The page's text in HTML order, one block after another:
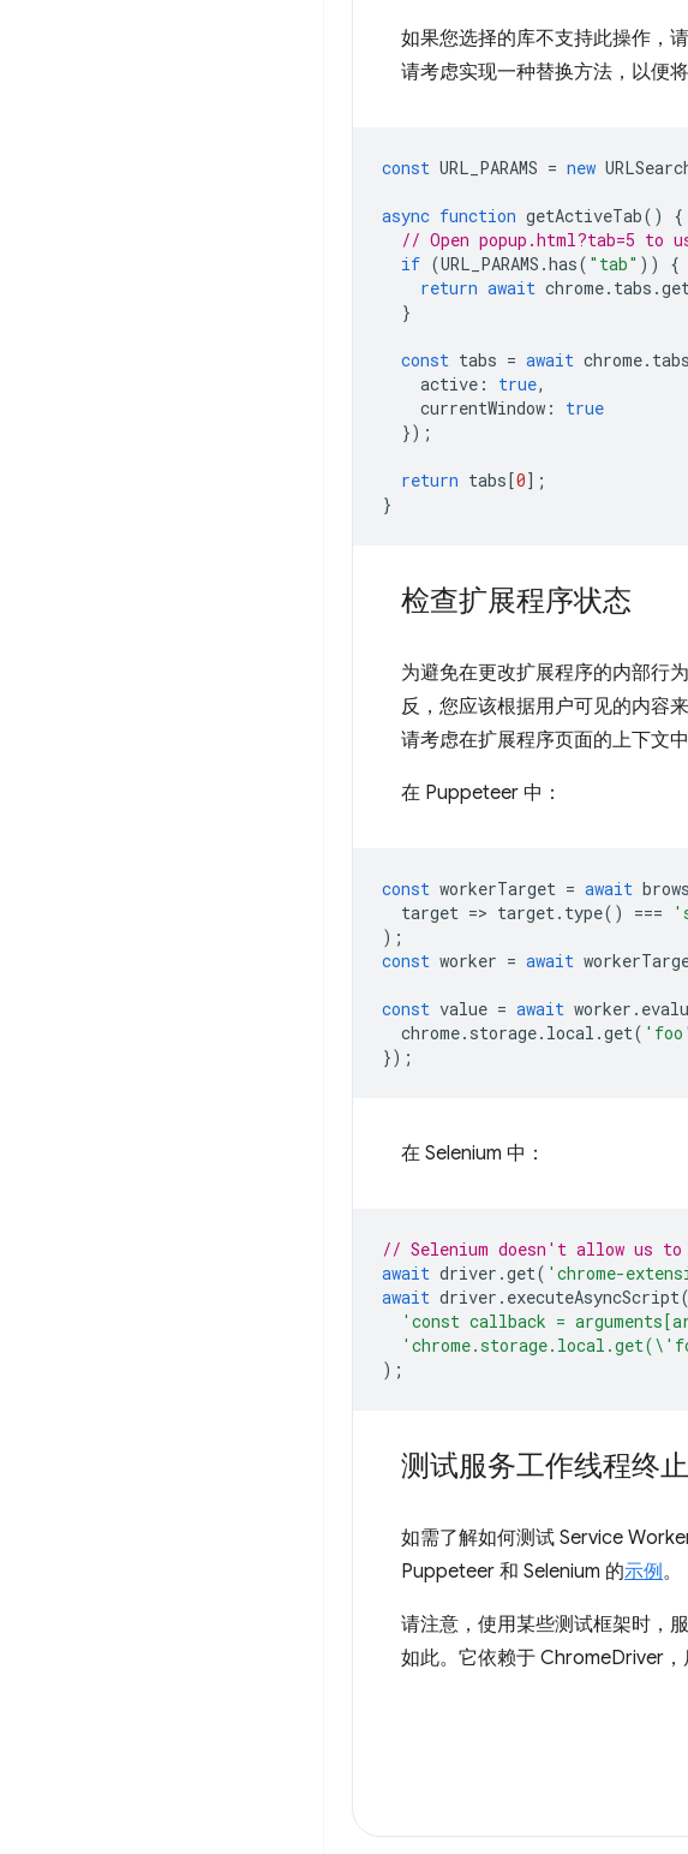
如果您选择的库不支持此操作，
请考虑实现一种替换方法，以便
const URL_PARAMS = new
async function getActiveTab()
{
// Open popup.html?tab=5 to
if (URL_PARAMS .has( "tab" ))
{
return await chrome. tabs .
}
const tabs = await chrome. tabs
active : true,
currentWindow :
true
});
return tabs[0];
}
检查扩展程序状态
为避免在更改扩展程序的内部行
反，您应该根据用户可见的内容
请考虑在扩展程序页面的上下文中
在 Puppeteer 中：
const workerTarget = await
target => target. type() ===
);
const worker = await
const value = await worker .
chrome. storage. local .get( 'foo'
});
在 Selenium 中：
// Selenium doesn't allow us to
await driver .get( 'chrome-
await driver . executeAsyncScript(
'const callback =
);
测试服务工作线程终止
如需了解如何测试 Service
Puppeteer 和 Selenium 的示例。
请注意，使用某些测试框架时，
如此。它依赖于 ChromeDriver，